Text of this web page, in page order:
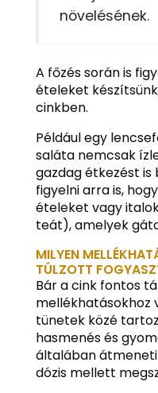
növelésének.
A főzés során is
ételeket
cinkben.
Például egy
saláta nemcsak
gazdag étkezést
figyelni arra is,
ételeket vagy
teát), amelyek
MILYEN
TÚLZOTT
Bár a cink fontos
mellékhatásokhoz
tünetek közé
hasmenés és
általában
dózis mellett